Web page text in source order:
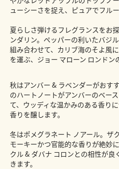
ューシーさを捉え、ピュアでフル
夏らしさ弾けるフレグランスをお
ンダリン。ペッパーの利いたバジ
組み合わせて、カリブ海のそよ風
を運ぶ、ジョー マローン ロンドン
秋はアンバー & ラベンダーがおす
のハートノートがアンバーのベー
て、ウッディな温かみのある香り
香りを醸します。
冬はポメグラネート ノアール。ザ
モーキーかつ官能的な香りが絶妙
クル & ダバナ コロンとの相性が
きます。